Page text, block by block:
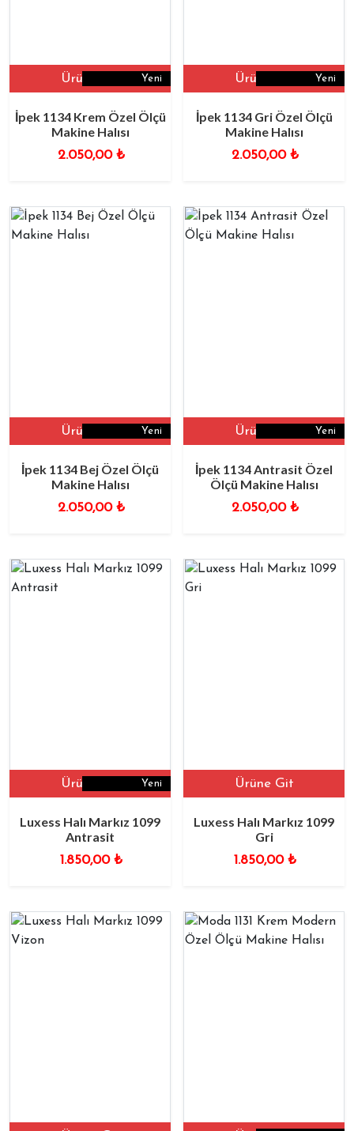
Yeni
Ürüne Git
İpek 1134 Krem Özel Ölçü
Makine Halısı
2.050,00 ₺
Yeni
Ürüne Git
İpek 1134 Gri Özel Ölçü
Makine Halısı
2.050,00 ₺
Yeni
Ürüne Git
İpek 1134 Bej Özel Ölçü
Makine Halısı
2.050,00 ₺
Yeni
Ürüne Git
İpek 1134 Antrasit Özel
Ölçü Makine Halısı
2.050,00 ₺
Yeni
Ürüne Git
Luxess Halı Markız 1099
Antrasit
1.850,00 ₺
Ürüne Git
Luxess Halı Markız 1099
Gri
1.850,00 ₺